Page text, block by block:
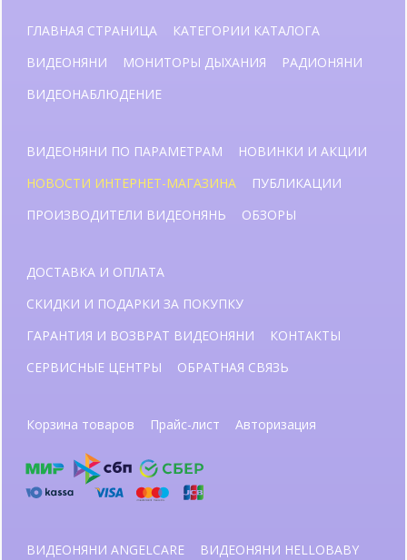
ГЛАВНАЯ СТРАНИЦА
КАТЕГОРИИ КАТАЛОГА
ВИДЕОНЯНИ
МОНИТОРЫ ДЫХАНИЯ
РАДИОНЯНИ
ВИДЕОНАБЛЮДЕНИЕ
ВИДЕОНЯНИ ПО ПАРАМЕТРАМ
НОВИНКИ И АКЦИИ
НОВОСТИ ИНТЕРНЕТ-МАГАЗИНА
ПУБЛИКАЦИИ
ПРОИЗВОДИТЕЛИ ВИДЕОНЯНЬ
ОБЗОРЫ
ДОСТАВКА И ОПЛАТА
СКИДКИ И ПОДАРКИ ЗА ПОКУПКУ
ГАРАНТИЯ И ВОЗВРАТ ВИДЕОНЯНИ
КОНТАКТЫ
СЕРВИСНЫЕ ЦЕНТРЫ
ОБРАТНАЯ СВЯЗЬ
Корзина товаров Прайс-лист Авторизация
ВИДЕОНЯНИ ANGELCARE
ВИДЕОНЯНИ HELLOBABY